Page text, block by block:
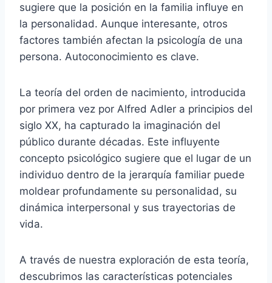
sugiere que la posición en la familia influye en
la personalidad. Aunque interesante, otros
factores también afectan la psicología de una
persona. Autoconocimiento es clave.
La teoría del orden de nacimiento, introducida
por primera vez por Alfred Adler a principios del
siglo XX, ha capturado la imaginación del
público durante décadas. Este influyente
concepto psicológico sugiere que el lugar de un
individuo dentro de la jerarquía familiar puede
moldear profundamente su personalidad, su
dinámica interpersonal y sus trayectorias de
vida.
A través de nuestra exploración de esta teoría,
descubrimos las características potenciales